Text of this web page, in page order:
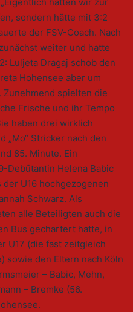
hätten wir zur
sondern hätte mit 3:2
der FSV-Coach. Nach
weiter und hatte
Luljeta Dragaj schob den
Hohensee aber um
spielten die
Frische und ihr Tempo
haben drei wirklich
„Mo“ Stricker nach den
85. Minute. Ein
Debütantin Helena Babic
U16 hochgezogenen
Schwarz. Als
alle Beteiligten auch die
Bus gechartert hatte, in
U17 (die fast zeitgleich
sowie den Eltern nach Köln
– Babic, Mehn,
– Bremke (56.